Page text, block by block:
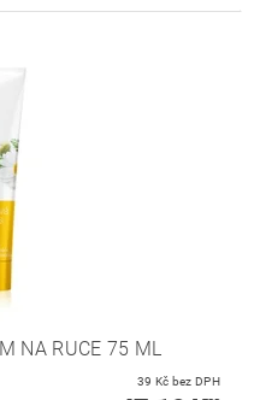
NA RUCE 75 ML
39 Kč bez DPH